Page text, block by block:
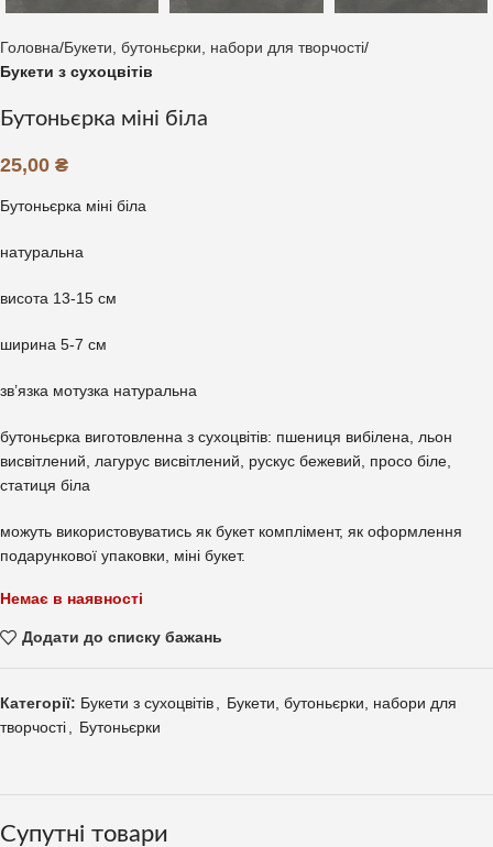
Головна Букети, бутоньєрки, набори для творчості
Букети з сухоцвітів
Бутоньєрка міні біла
25,00 ₴
Бутоньєрка міні біла
натуральна
висота 13-15 см
ширина 5-7 см
зв’язка мотузка натуральна
бутоньєрка виготовленна з сухоцвітів: пшениця вибілена, льон
висвітлений, лагурус висвітлений, рускус бежевий, просо біле,
статиця біла
можуть використовуватись як букет комплімент, як оформлення
подарункової упаковки, міні букет.
Немає в наявності
Додати до списку бажань
Категорії: Букети з сухоцвітів
Букети, бутоньєрки, набори для
творчості
Бутоньєрки
Супутні товари